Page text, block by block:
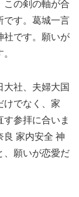
この剣の軸が合
です。葛城一言
社です。願いが
社、夫婦大国
けでなく、家
参拝に合いま
良 家内安全 神
、願いが恋愛だ